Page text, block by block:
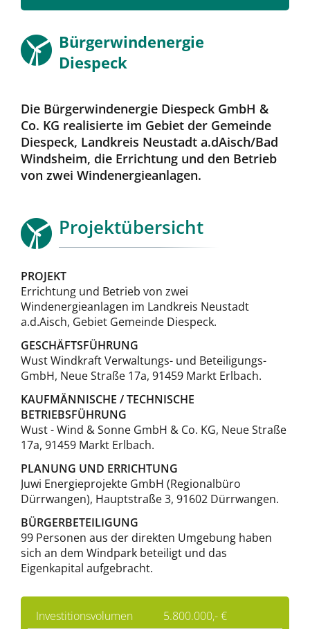
Bürgerwindenergie
Diespeck
Die Bürgerwindenergie Diespeck GmbH &
Co. KG realisierte im Gebiet der Gemeinde
Diespeck, Landkreis Neustadt a.dAisch/Bad
Windsheim, die Errichtung und den Betrieb
von zwei Windenergieanlagen.
Projektübersicht
PROJEKT
Errichtung und Betrieb von zwei
Windenergieanlagen im Landkreis Neustadt
a.d.Aisch, Gebiet Gemeinde Diespeck.
GESCHÄFTSFÜHRUNG
Wust Windkraft Verwaltungs- und Beteiligungs-
GmbH, Neue Straße 17a, 91459 Markt Erlbach.
KAUFMÄNNISCHE / TECHNISCHE
BETRIEBSFÜHRUNG
Wust - Wind & Sonne GmbH & Co. KG, Neue Straße
17a, 91459 Markt Erlbach.
PLANUNG UND ERRICHTUNG
Juwi Energieprojekte GmbH (Regionalbüro
Dürrwangen), Hauptstraße 3, 91602 Dürrwangen.
BÜRGERBETEILIGUNG
99 Personen aus der direkten Umgebung haben
sich an dem Windpark beteiligt und das
Eigenkapital aufgebracht.
Investitionsvolumen
5.800.000,- €